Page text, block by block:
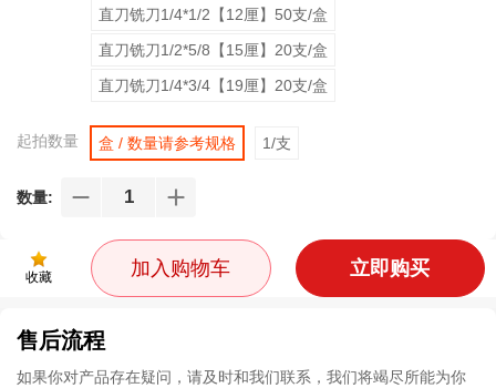
直刀铣刀1/4*1/2【12厘】50支/盒
直刀铣刀1/2*5/8【15厘】20支/盒
直刀铣刀1/4*3/4【19厘】20支/盒
起拍数量 盒 / 数量请参考规格 1/支
数量:
收藏 加入购物车 立即购买
售后流程
如果你对产品存在疑问，请及时和我们联系，我们将竭尽所能为你